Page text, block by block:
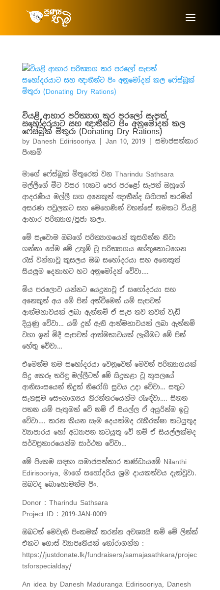
වියළි ආහාර පරිත්‍යාග කර පරලෝ සැපත්
සහෝදරයාට සහ ඥාතීන්ට පිං අනුමෝදන් කල
ෆේස්බුක් මිතුරා (Donating Dry Rations)
by Danesh Edirisooriya| Jan 10, 2019| සමාජසත්කාර
පිංකම්
මාගේ ෆේස්බුක් මිතුරෙක් වන Tharindu Sathsara
මල්ලීගේ මීට වසර 10කට පෙර පරළෝ සැපත් ඔහුගේ
ආදරණීය මල්ලී සහ අනෙකුත් ඥාතීන්ද සිහිපත් කරමින්
අසරණ පවුලකට සහ මෙහෙණින් වහන්සේ නමකට වියළි
ආහාර පරිත්‍යාග/පූජා කලා.
මේ සැවොම ඔබගේ පරිත්‍යාගයෙන් කුසගින්න නිවා
ගන්නා සේම මේ උතුම් වූ පරිත්‍යාගය හේතුකොටගෙන
රැස් වන්නාවූ කුසලය ඔබ සහෝදරයා සහ අනෙකුත්
සියලුම දෙනාහට හට අනුමෝදන් වේවා….
මිය පරලොව යන්නට යෙදුනාවූ ඒ සහෝදරයා සහ
අනෙකුත් අය මේ පින් අත්වීමෙන් යම් සැපවත්
ආත්මභාවයක් ලබා ඇත්නම් ඒ සැප තව තවත් වැඩි
දියුණු වේවා… යම් දුක් ඇති ආත්මභාවයක් ලබා ඇත්නම්
වහා ඉන් මිදී සැපවත් ආත්මභාවයක් ලැබීමට මේ පින්
හේතු වේවා…
එමෙන්ම තම සහෝදරයා වෙනුවෙන් මෙවන් පරිත්‍යාගයක්
සිදු කෙරූ තරිඳු මල්ලීටත් මේ සිදුකළා වූ කුසලයේ
ආනිසංසයෙන් නිදුක් නීරෝගි සුවය උදා වේවා… සතුට
සැනසුම සෞභාග්‍යය නිරන්තරයෙන්ම රැඳේවා…. සිතන
පතන යම් පැතුමක් වේ නම් ඒ සියල්ල ඒ අයුරින්ම ඉටු
වේවා…. කරන කියන සෑම දෙයක්මද රැකීරක්ෂා කටයුතුද
ව්‍යාපාරය හෝ අධ්‍යාපන කටයුතු වේ නම් ඒ සියල්ලක්මද
සර්වප්‍රකාරයෙන්ම සාර්ථක වේවා…
මේ පිංකම සඳහා සමාජසත්කාර කණ්ඩායමේ Nilanthi
Edirisooriya, මාගේ සහෝදරිය ශ්‍රම දායකත්වය දැක්වූවා.
ඔබටද බොහොමත්ම පිං.
Donor : Tharindu Sathsara
Project ID : 2019-JAN-0009
ඔබටත් මෙවැනි පිංකමක් කරන්න අවශ්‍යයි නම් මේ ලින්ක්
එකට ගොස් ව්‍යාපෘතියක් තෝරාගන්න :
https://justdonate.lk/fundraisers/samajasathkara/projec
tsforspecialday/
An idea by Danesh Maduranga Edirisooriya, Danesh